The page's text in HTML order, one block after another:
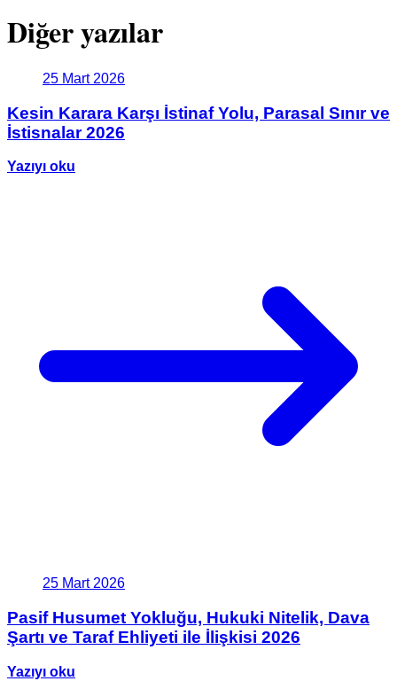
Diğer yazılar
25 Mart 2026
Kesin Karara Karşı İstinaf Yolu, Parasal Sınır ve
İstisnalar 2026
Yazıyı oku
25 Mart 2026
Pasif Husumet Yokluğu, Hukuki Nitelik, Dava
Şartı ve Taraf Ehliyeti ile İlişkisi 2026
Yazıyı oku